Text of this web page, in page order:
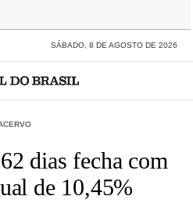
SÁBADO, 8 DE AGOSTO DE 2026
dias fecha com
de 10,45%